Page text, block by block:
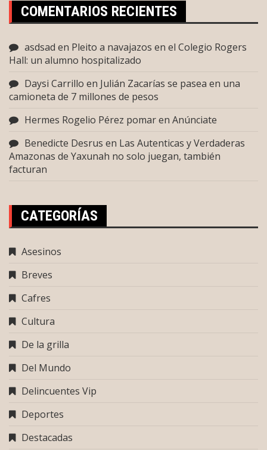
COMENTARIOS RECIENTES
asdsad en Pleito a navajazos en el Colegio Rogers
Hall: un alumno hospitalizado
Daysi Carrillo en Julián Zacarías se pasea en una
camioneta de 7 millones de pesos
Hermes Rogelio Pérez pomaren Anúnciate
Benedicte Desrus en Las Autenticas y Verdaderas
Amazonas de Yaxunah no solo juegan, también
facturan
CATEGORÍAS
Asesinos
Breves
Cafres
Cultura
De la grilla
Del Mundo
Delincuentes Vip
Deportes
Destacadas